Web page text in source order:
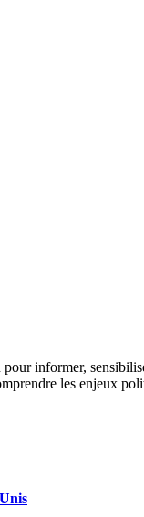
pour informer,
les enjeux